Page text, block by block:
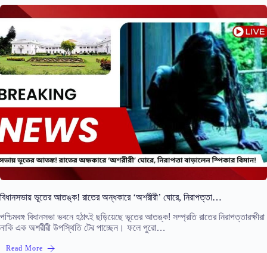
বিধানসভায় ভূতের আতঙ্ক! রাতের অন্ধকারে ‘অশরীরী’ ঘোরে, নিরাপত্তা…
পশ্চিমবঙ্গ বিধানসভা ভবনে হঠাৎই ছড়িয়েছে ভূতের আতঙ্ক! সম্প্রতি রাতের নিরাপত্তারক্ষীরা
নাকি এক অশরীরী উপস্থিতি টের পাচ্ছেন। ফলে পুরো…
Read More